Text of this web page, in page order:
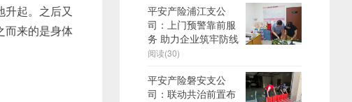
升起。之后又
而来的是身体
平安产险浦江支公
司：上门预警靠前服
务 助力企业筑牢防线
阅读(30)
平安产险磐安支公
司：联动共治前置布